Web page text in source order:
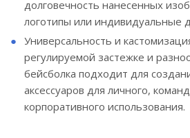
долговечность нанесенных
логотипы или индивидуальные
Универсальность и
регулируемой застежке и
бейсболка подходит для
аксессуаров для личного,
корпоративного использования.